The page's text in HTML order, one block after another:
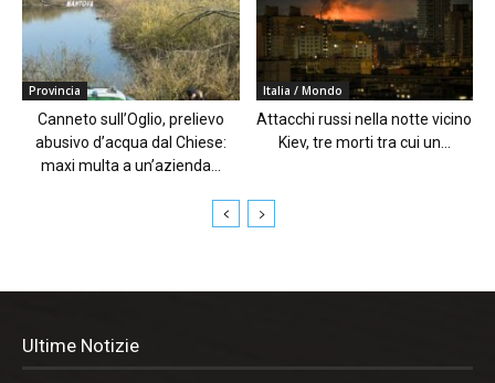
Provincia
Canneto sull’Oglio, prelievo
abusivo d’acqua dal Chiese:
maxi multa a un’azienda...
Italia / Mondo
Attacchi russi nella notte vicino
Kiev, tre morti tra cui un...
Ultime Notizie